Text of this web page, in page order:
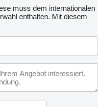
muss dem internationalen
enthalten. Mit diesem